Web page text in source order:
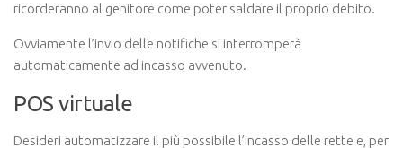
ricorderanno al genitore come poter saldare il proprio debito.
Ovviamente l’invio delle notifiche si interromperà
automaticamente ad incasso avvenuto.
POS virtuale
Desideri automatizzare il più possibile l’incasso delle rette e, per